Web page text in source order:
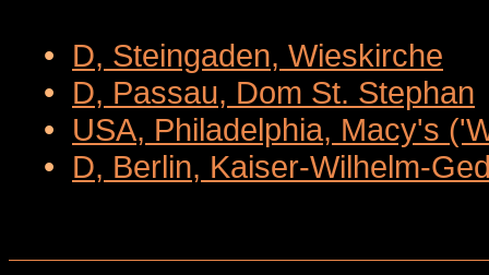
• D, Steingaden, Wieskirche
• D, Passau, Dom St. Stephan
• USA, Philadelphia, Macy's
• D, Berlin, Kaiser-Wilhelm-